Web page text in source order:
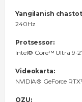
Yangilanish
240Hz
Protsessor:
Intel® Core™ Ultra 9-
Videokarta:
NVIDIA® GeForce
OZU: